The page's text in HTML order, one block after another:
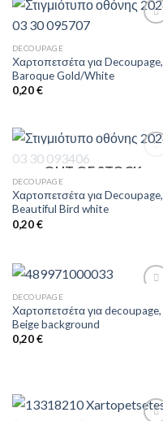
Πρόσθήκη
DECOUPAGE
Χαρτοπετσέτα για Decoupage,
Baroque Gold/White
0,20€
Πρόσθήκη
OUT OF STOCK
DECOUPAGE
Χαρτοπετσέτα για Decoupage,
Beautiful Bird white
0,20€
DECOUPAGE
Χαρτοπετσέτα για decoupage,
Beige background
0,20€